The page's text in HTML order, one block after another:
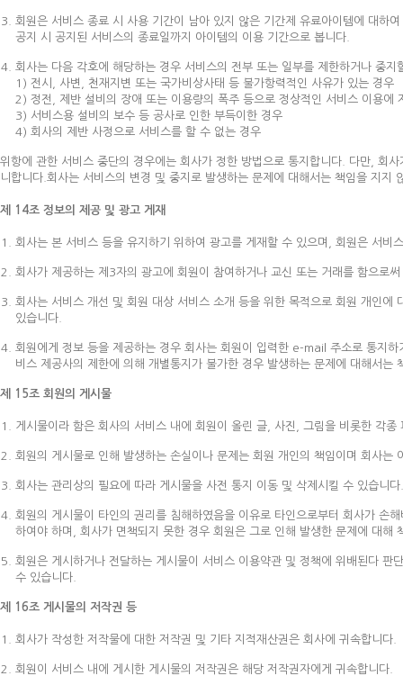
회원은 서비스 종료 시 사용 기간이 남아 있지 않은 기간제 유료아이템에 대하
공지 시 공지된 서비스의 종료일까지 아이템의 이용 기간으로 봅니다.
회사는 다음 각호에 해당하는 경우 서비스의 전부 또는 일부를 제한하거나 중지
1) 전시, 사변, 천재지변 또는 국가비상사태 등 불가항력적인 사유가 있는 경우
2) 정전, 제반 설비의 장애 또는 이용량의 폭주 등으로 정상적인 서비스 이용에
3) 서비스용 설비의 보수 등 공사로 인한 부득이한 경우
4) 회사의 제반 사정으로 서비스를 할 수 없는 경우
위항에 관한 서비스 중단의 경우에는 회사가 정한 방법으로 통지합니다. 다만, 회
니합니다.회사는 서비스의 변경 및 중지로 발생하는 문제에 대해서는 책임을 지지
제 14조 정보의 제공 및 광고 게재
회사는 본 서비스 등을 유지하기 위하여 광고를 게재할 수 있으며, 회원은 서비
회사가 제공하는 제3자의 광고에 회원이 참여하거나 교신 또는 거래를 함으로
회사는 서비스 개선 및 회원 대상 서비스 소개 등을 위한 목적으로 회원 개인
있습니다.
회원에게 정보 등을 제공하는 경우 회사는 회원이 입력한 e-mail 주소로 통지
비스 제공사의 제한에 의해 개별통지가 불가한 경우 발생하는 문제에 대해서는
제 15조 회원의 게시물
게시물이라 함은 회사의 서비스 내에 회원이 올린 글, 사진, 그림을 비롯한 각
회원의 게시물로 인해 발생하는 손실이나 문제는 회원 개인의 책임이며 회사는
회사는 관리상의 필요에 따라 게시물을 사전 통지 이동 및 삭제시킬 수 있습니다.
회원의 게시물이 타인의 권리를 침해하였음을 이유로 타인으로부터 회사가 손
하여야 하며, 회사가 면책되지 못한 경우 회원은 그로 인해 발생한 문제에 대해
회원은 게시하거나 전달하는 게시물이 서비스 이용약관 및 정책에 위배된다
수 있습니다.
제 16조 게시물의 저작권 등
회사가 작성한 저작물에 대한 저작권 및 기타 지적재산권은 회사에 귀속합니다.
회원이 서비스 내에 게시한 게시물의 저작권은 해당 저작권자에게 귀속합니다.